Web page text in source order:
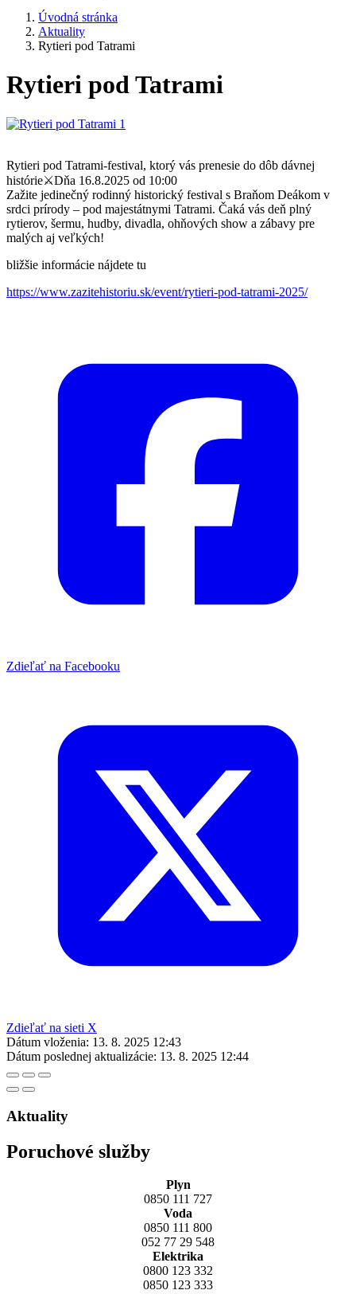
Úvodná stránka
Aktuality
Rytieri pod Tatrami
Rytieri pod Tatrami
Rytieri pod Tatrami-festival, ktorý vás prenesie do dôb dávnej
histórie⚔️Dňa 16.8.2025 od 10:00
Zažite jedinečný rodinný historický festival s Braňom Deákom v
srdci prírody – pod majestátnymi Tatrami. Čaká vás deň plný
rytierov, šermu, hudby, divadla, ohňových show a zábavy pre
malých aj veľkých!
bližšie informácie nájdete tu
https://www.zazitehistoriu.sk/event/rytieri-pod-tatrami-2025/
Zdieľať na Facebooku
Zdieľať na sieti X
Dátum vloženia: 13. 8. 2025 12:43
Dátum poslednej aktualizácie: 13. 8. 2025 12:44
Aktuality
Poruchové služby
Plyn
0850 111 727
Voda
0850 111 800
052 77 29 548
Elektrika
0800 123 332
0850 123 333